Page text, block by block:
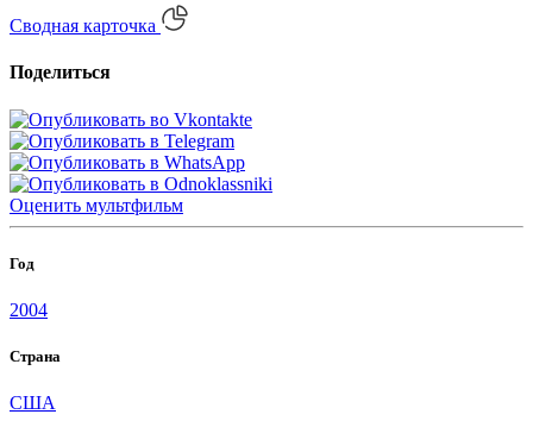
Сводная карточка
Поделиться
Оценить мультфильм
Год
2004
Страна
США